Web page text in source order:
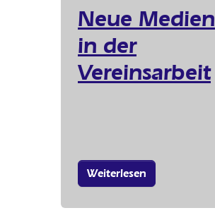
Neue Medien
in der
Vereinsarbeit
Weiterlesen